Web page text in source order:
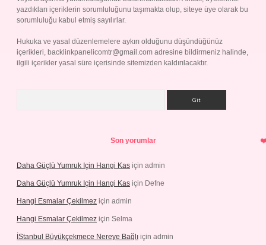
yazdıkları içeriklerin sorumluluğunu taşımakta olup, siteye üye olarak bu
sorumluluğu kabul etmiş sayılırlar.
Hukuka ve yasal düzenlemelere aykırı olduğunu düşündüğünüz
içerikleri, backlinkpanelicomtr@gmail.com adresine bildirmeniz halinde,
ilgili içerikler yasal süre içerisinde sitemizden kaldırılacaktır.
Son yorumlar
Daha Güçlü Yumruk Için Hangi Kas için admin
Daha Güçlü Yumruk Için Hangi Kas için Defne
Hangi Esmalar Çekilmez için admin
Hangi Esmalar Çekilmez için Selma
İStanbul Büyükçekmece Nereye Bağlı için admin